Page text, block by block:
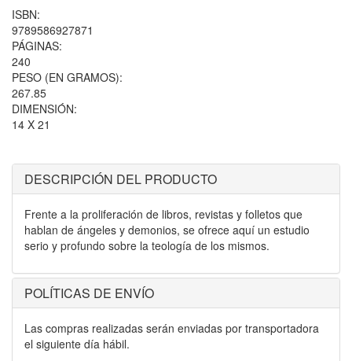
ISBN:
9789586927871
PÁGINAS:
240
PESO (EN GRAMOS):
267.85
DIMENSIÓN:
14 X 21
DESCRIPCIÓN DEL PRODUCTO
Frente a la proliferación de libros, revistas y folletos que
hablan de ángeles y demonios, se ofrece aquí un estudio
serio y profundo sobre la teología de los mismos.
POLÍTICAS DE ENVÍO
Las compras realizadas serán enviadas por transportadora
el siguiente día hábil.